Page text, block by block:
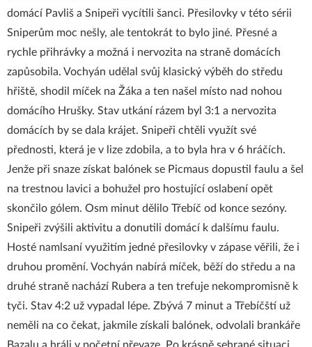
domácí Pavliš a Snipeři vycítili šanci. Přesilovky v této sérii
Sniperům moc nešly, ale tentokrát to bylo jiné. Přesné a
rychle přihrávky a možná i nervozita na straně domácích
zapůsobila. Vochyán udělal svůj klasický výběh do středu
hřiště, shodil míček na Žáka a ten našel místo nad nohou
domácího Hrušky. Stav utkání rázem byl 3:1 a nervozita
domácích by se dala krájet. Snipeři chtěli využít své
přednosti, která je v lize zdobila, a to byla hra v 6 hráčích.
Jenže při snaze získat balónek se Picmaus dopustil faulu a šel
na trestnou lavici a bohužel pro hostující oslabení opět
skončilo gólem. Osm minut dělilo Třebíč od konce sezóny.
Snipeři zvýšili aktivitu a donutili domácí k dalšímu faulu.
Hosté namlsaní využitím jedné přesilovky v zápase věřili, že i
druhou promění. Vochyán nabírá míček, běží do středu a na
druhé straně nachází Rubera a ten trefuje nekompromisně k
tyči. Stav 4:2 už vypadal lépe. Zbývá 7 minut a Třebíčští už
neměli na co čekat, jakmile získali balónek, odvolali brankáře